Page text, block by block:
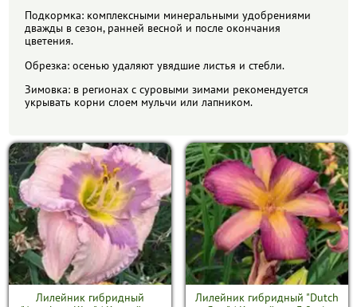
Подкормка: комплексными минеральными удобрениями
дважды в сезон, ранней весной и после окончания
цветения.
Обрезка: осенью удаляют увядшие листья и стебли.
Зимовка: в регионах с суровыми зимами рекомендуется
укрывать корни слоем мульчи или лапником.
Лилейник гибридный
Лилейник гибридный "Dutch